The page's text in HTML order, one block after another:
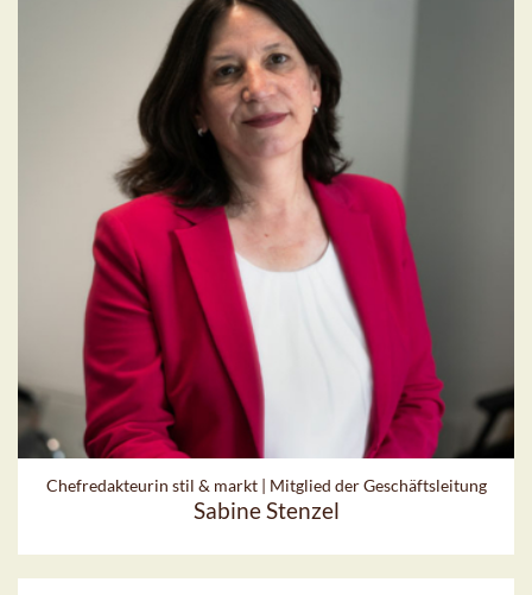
Chefredakteurin stil & markt | Mitglied der Geschäftsleitung
Sabine Stenzel